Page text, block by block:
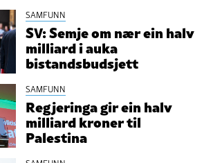
SAMFUNN
SV: Semje om nær ein halv
milliard i auka
bistandsbudsjett
SAMFUNN
Regjeringa gir ein halv
milliard kroner til
Palestina